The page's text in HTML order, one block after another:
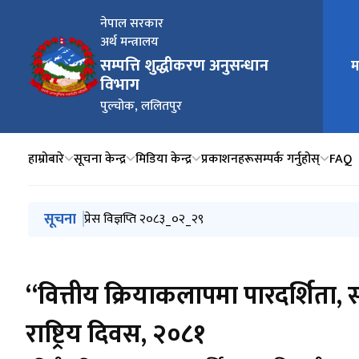
नेपाल सरकार
अर्थ मन्त्रालय
सम्पत्ति शुद्धीकरण अनुसन्धान
विभाग
पुल्चोक, ललितपुर
मुख्य
हाम्रोबारे सूचना केन्द्र मिडिया केन्द्र प्रकाशनहरूसम्पर्क गर्नुहोस् FAQ
मुख्य नेभिगेसनमा जानुहोस्
सूचना स्वतः प्रकाशन २०८३ असार
प्रेस विज्ञप्ति २०८३_०२_२९
स्वतः प्रकाशन,२०८३ बैशाख
सम्पत्ति शुद्धीकरण (मनी लाउण्डरिङ्ग) निवारण (तेस्रो संशोधन)
विवरण वुझाउने बारेको सूचना २०८३-०१-१७ को ढाँचा
“वित्तीय क्रियाकलापमा
राष्ट्रिय दिवस, २०८१